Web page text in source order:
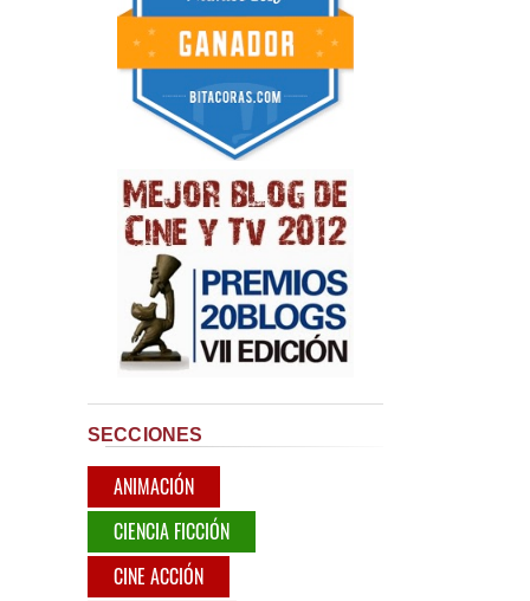
SECCIONES
ANIMACIÓN
CIENCIA FICCIÓN
CINE ACCIÓN